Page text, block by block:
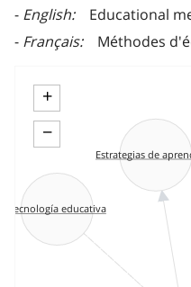
English
Educational
Français
Méthodes
+
−
Tecnología educativa
Estrategias de